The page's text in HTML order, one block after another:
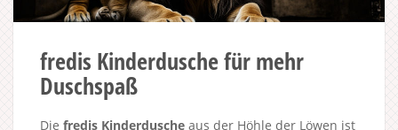
fredis Kinderdusche für mehr
Duschspaß
Die fredis Kinderdusche aus der Höhle der Löwen ist